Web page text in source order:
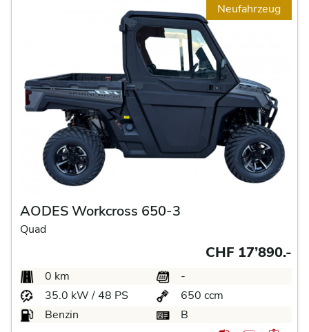
Neufahrzeug
AODES Workcross 650-3
Quad
CHF 17’890.-
0 km
-
35.0 kW / 48 PS
650 ccm
Benzin
B